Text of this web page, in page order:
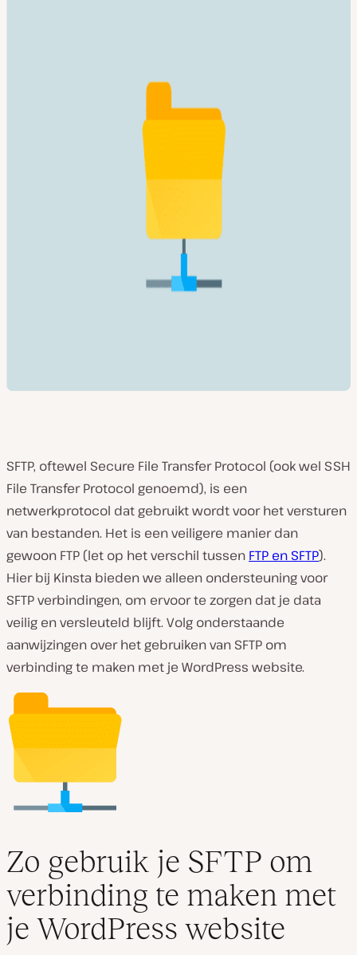
SFTP, oftewel Secure File Transfer Protocol (ook wel SSH
File Transfer Protocol genoemd), is een
netwerkprotocol dat gebruikt wordt voor het versturen
van bestanden. Het is een veiligere manier dan
gewoon FTP (let op het verschil tussen FTP en SFTP).
Hier bij Kinsta bieden we alleen ondersteuning voor
SFTP verbindingen, om ervoor te zorgen dat je data
veilig en versleuteld blijft. Volg onderstaande
aanwijzingen over het gebruiken van SFTP om
verbinding te maken met je WordPress website.
Zo gebruik je SFTP om
verbinding te maken met
je WordPress website